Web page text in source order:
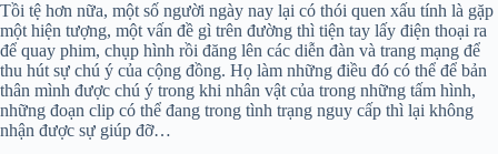
Tồi tệ hơn nữa, một số người ngày nay lại có thói quen xấu tính là gặp
một hiện tượng, một vấn đề gì trên đường thì tiện tay lấy điện thoại ra
để quay phim, chụp hình rồi đăng lên các diễn đàn và trang mạng để
thu hút sự chú ý của cộng đồng. Họ làm những điều đó có thể để bản
thân mình được chú ý trong khi nhân vật của trong những tấm hình,
những đoạn clip có thể đang trong tình trạng nguy cấp thì lại không
nhận được sự giúp đỡ…